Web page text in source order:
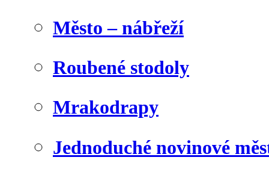
Město – nábřeží
Roubené stodoly
Mrakodrapy
Jednoduché novinové